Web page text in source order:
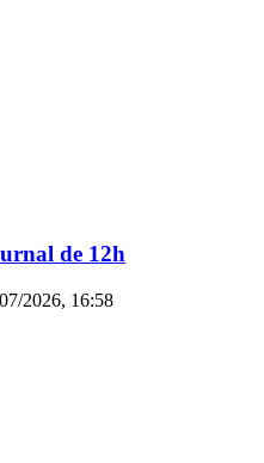
de 12h
2026, 16:58